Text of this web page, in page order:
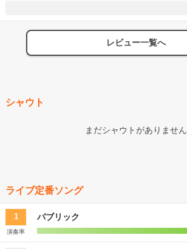
レビュー一覧へ
シャウト
まだシャウトがありません
ライブ定番ソング
1 パブリック
演奏率